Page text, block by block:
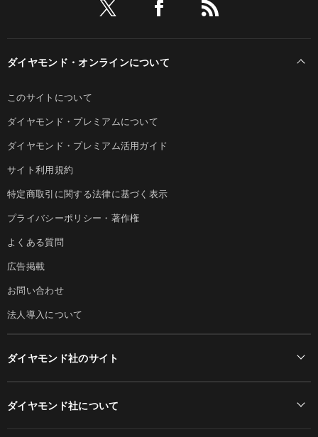
ダイヤモンド・オンラインについて
このサイトについて
ダイヤモンド・プレミアムについて
ダイヤモンド・プレミアム活用ガイド
サイト利用規約
特定商取引に関する法律に基づく表示
プライバシーポリシー・著作権
よくある質問
広告掲載
お問い合わせ
法人導入について
ダイヤモンド社のサイト
ダイヤモンド社について